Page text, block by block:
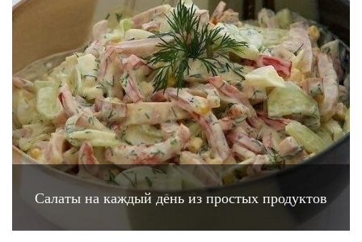
Салаты на каждый день из простых продуктов